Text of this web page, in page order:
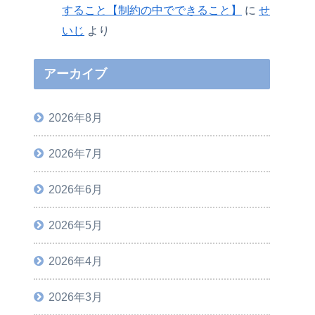
すること【制約の中でできること】 に せ
いじ より
アーカイブ
2026年8月
2026年7月
2026年6月
2026年5月
2026年4月
2026年3月